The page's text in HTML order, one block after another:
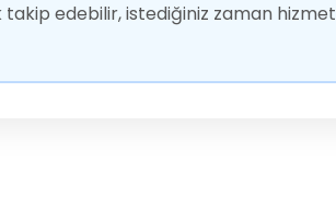
takip edebilir, istediğiniz zaman hizmet